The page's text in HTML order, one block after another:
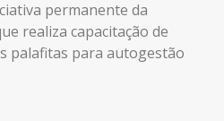
permanente da
realiza capacitação de
palafitas para autogestão